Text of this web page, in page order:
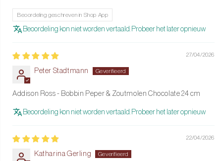
Beoordeling geschreven in Shop App
Beoordeling kon niet worden vertaald. Probeer het later opnieuw
27/04/2026
Peter Stadtmann
Addison Ross - Bobbin Peper & Zoutmolen Chocolate 24 cm
Beoordeling kon niet worden vertaald. Probeer het later opnieuw
22/04/2026
Katharina Gerling